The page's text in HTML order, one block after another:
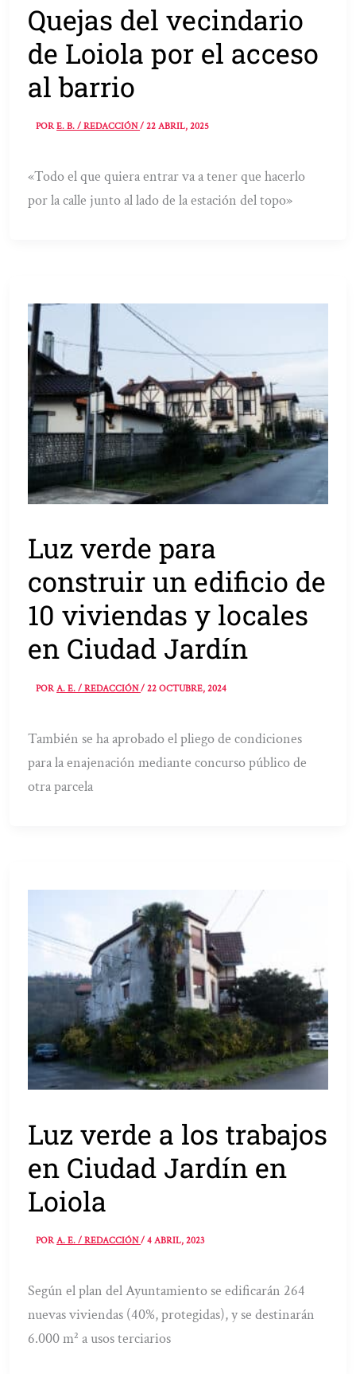
Quejas del vecindario
de Loiola por el acceso
al barrio
PORE. B. / REDACCIÓN/22 ABRIL, 2025
«Todo el que quiera entrar va a tener que hacerlo
por la calle junto al lado de la estación del topo»
Luz verde para
construir un edificio de
10 viviendas y locales
en Ciudad Jardín
PORA. E. / REDACCIÓN/22 OCTUBRE, 2024
También se ha aprobado el pliego de condiciones
para la enajenación mediante concurso público de
otra parcela
Luz verde a los trabajos
en Ciudad Jardín en
Loiola
PORA. E. / REDACCIÓN/4 ABRIL, 2023
Según el plan del Ayuntamiento se edificarán 264
nuevas viviendas (40%, protegidas), y se destinarán
6.000 m² a usos terciarios